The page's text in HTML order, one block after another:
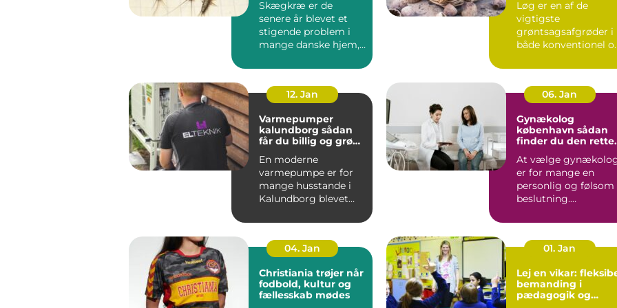
Skægkræ er de
senere år blevet et
stigende problem i
mange danske hjem,
undtagels...
Løg er en af de
vigtigste
grøntsagsafgrøder i
både konventionel
Når en avle...
12. Jan
Varmepumper
kalundborg sådan
får du billig og grøn
En moderne
varmepumpe er for
mange husstande i
Kalundborg blevet
varmeregning...
06. Jan
Gynækolog
københavn sådan
finder du den rette
At vælge
er for mange en
personlig og følsom
beslutning.
behandlinger for...
04. Jan
Christiania trøjer når
fodbold, kultur og
fællesskab mødes
01. Jan
Lej en vikar:
bemanding i
pædagogik og